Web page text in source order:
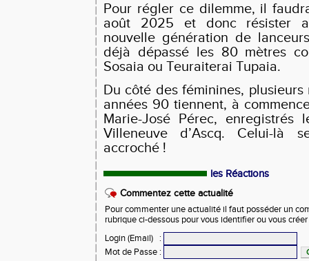
Pour régler ce dilemme, il
août 2025 et donc résister
nouvelle génération de
déjà dépassé les 80 mètres
Sosaia ou Teuraiterai Tupaia.
Du côté des féminines,
années 90 tiennent, à
Marie-José Pérec,
Villeneuve d’Ascq. Celui-là
accroché !
les Réactions
Commentez cette actualité
Pour commenter une actualité il faut posséder un
rubrique ci-dessous pour vous identifier ou vous
Login (Email)
:
Mot de Passe :